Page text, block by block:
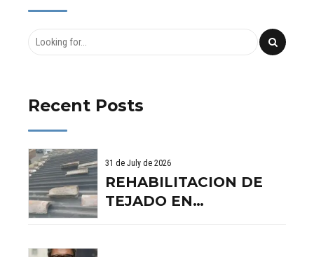
Recent Posts
31 de July de 2026
REHABILITACION DE
TEJADO EN